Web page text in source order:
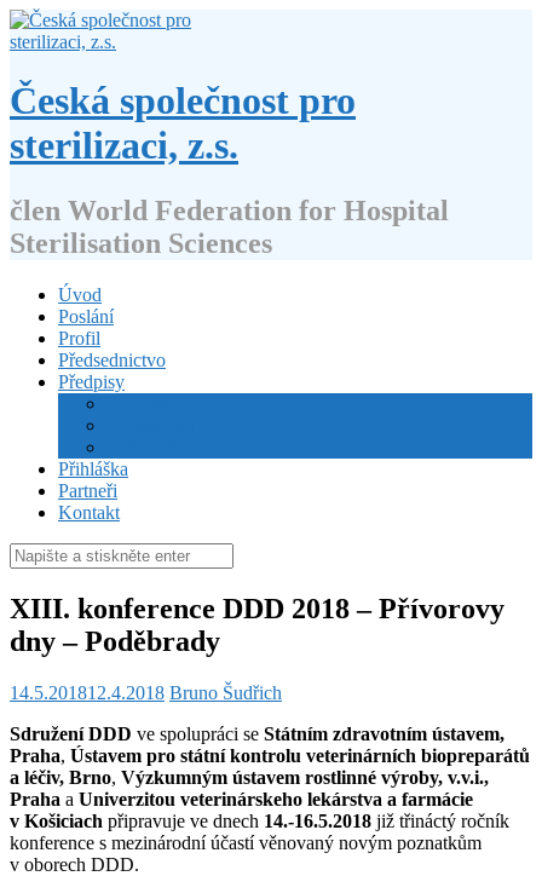
Přejít
k
webu
Česká společnost pro
sterilizaci, z.s.
člen World Federation for Hospital
Sterilisation Sciences
Úvod
Poslání
Profil
Předsednictvo
Předpisy
Přihláška
Partneři
Kontakt
Hledat:
XIII. konference DDD 2018 – Přívorovy
dny – Poděbrady
14.5.201812.4.2018 Bruno Šudřich
Sdružení DDD ve spolupráci se Státním zdravotním ústavem,
Praha, Ústavem pro státní kontrolu veterinárních biopreparátů
a léčiv, Brno, Výzkumným ústavem rostlinné výroby, v.v.i.,
Praha a Univerzitou veterinárskeho lekárstva a farmácie
v Košiciach připravuje ve dnech 14.-16.5.2018 již třináctý ročník
konference s mezinárodní účastí věnovaný novým poznatkům
v oborech DDD.